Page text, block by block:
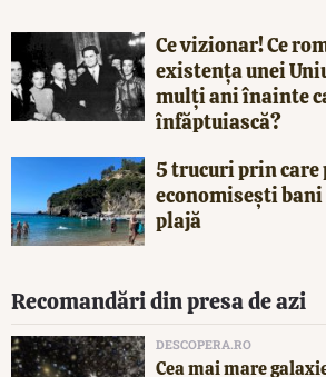
Ce vizionar! Ce
existența unei
mulți ani înainte
înfăptuiască?
5 trucuri prin care
economisești
plajă
Recomandări din presa de azi
DESCOPERA.RO
Cea mai mare